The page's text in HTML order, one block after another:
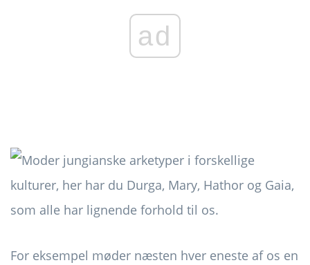
ad
For eksempel møder næsten hver eneste af os en